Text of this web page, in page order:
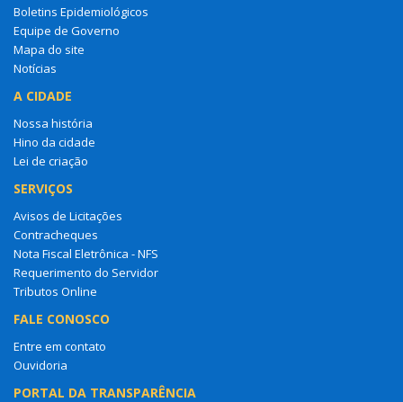
Boletins Epidemiológicos
Equipe de Governo
Mapa do site
Notícias
A CIDADE
Nossa história
Hino da cidade
Lei de criação
SERVIÇOS
Avisos de Licitações
Contracheques
Nota Fiscal Eletrônica - NFS
Requerimento do Servidor
Tributos Online
FALE CONOSCO
Entre em contato
Ouvidoria
PORTAL DA TRANSPARÊNCIA